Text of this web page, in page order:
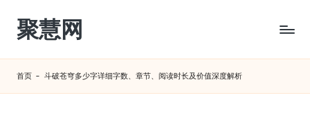
Skip
content
聚慧网
首页 - 斗破苍穹多少字详细字数、章节、阅读时长及价值深度解析